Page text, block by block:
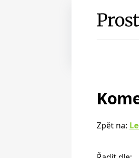
Zpět na: